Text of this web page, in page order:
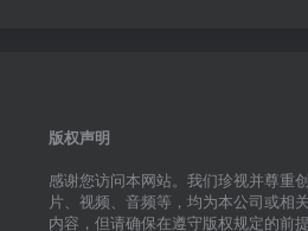
版权声明
感谢您访问本网站。我们珍视并尊重
片、视频、音频等，均为本公司或相
内容，但请确保在遵守版权规定的前